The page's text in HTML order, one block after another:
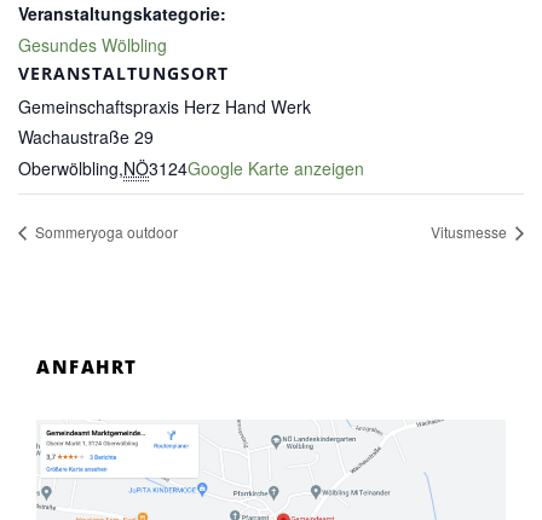
Veranstaltungskategorie:
Gesundes Wölbling
VERANSTALTUNGSORT
Gemeinschaftspraxis Herz Hand Werk
Wachaustraße 29
Oberwölbling,NÖ3124Google Karte anzeigen
Sommeryoga outdoor Vitusmesse
ANFAHRT